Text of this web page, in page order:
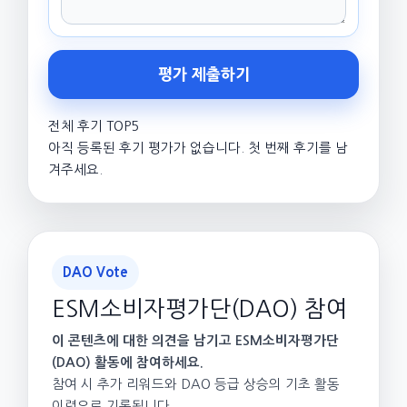
평가 제출하기
전체 후기 TOP5
아직 등록된 후기 평가가 없습니다. 첫 번째 후기를 남
겨주세요.
DAO Vote
ESM소비자평가단(DAO) 참여
이 콘텐츠에 대한 의견을 남기고 ESM소비자평가단
(DAO) 활동에 참여하세요.
참여 시 추가 리워드와 DAO 등급 상승의 기초 활동